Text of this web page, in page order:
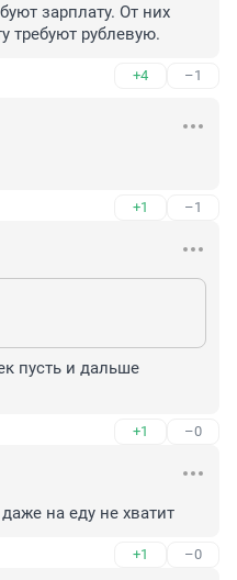
зарплату. От них
требуют рублевую.
+4 –1
+1 –1
пусть и дальше
+1 –0
на еду не хватит
+1 –0